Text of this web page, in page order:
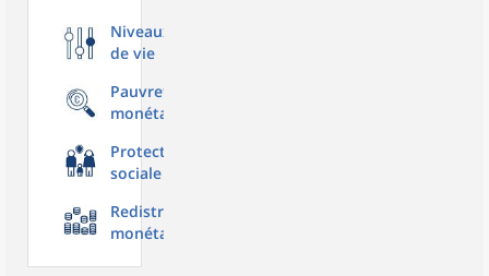
Niveaux
de vie
Pauvreté
monétaire
Protection
sociale
Redistribution
monétaire